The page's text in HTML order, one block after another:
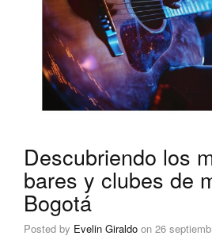
Descubriendo los
bares y clubes de
Bogotá
Posted by Evelin Giraldo on 26